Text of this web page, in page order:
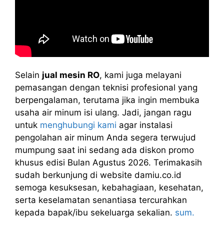
Selain jual mesin RO, kami juga melayani
pemasangan dengan teknisi profesional yang
berpengalaman, terutama jika ingin membuka
usaha air minum isi ulang. Jadi, jangan ragu
untuk menghubungi kami agar instalasi
pengolahan air minum Anda segera terwujud
mumpung saat ini sedang ada diskon promo
khusus edisi Bulan Agustus 2026. Terimakasih
sudah berkunjung di website damiu.co.id
semoga kesuksesan, kebahagiaan, kesehatan,
serta keselamatan senantiasa tercurahkan
kepada bapak/ibu sekeluarga sekalian. sum.